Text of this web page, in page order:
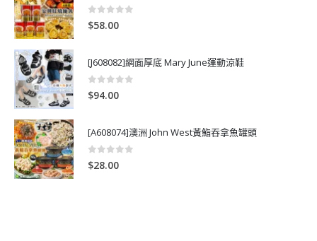
0out of 5
$58.00
[J608082]網面厚底 Mary June運動涼鞋
0 out of 5
$94.00
[A608074]澳洲 John West黃鮨吞拿魚罐頭
0 out of 5
$28.00